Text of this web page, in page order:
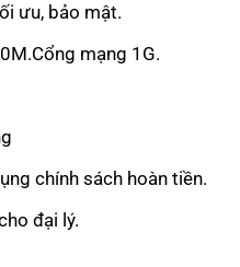
ưu, bảo mật.
mạng 1G.
chính sách hoàn tiền.
đại lý.